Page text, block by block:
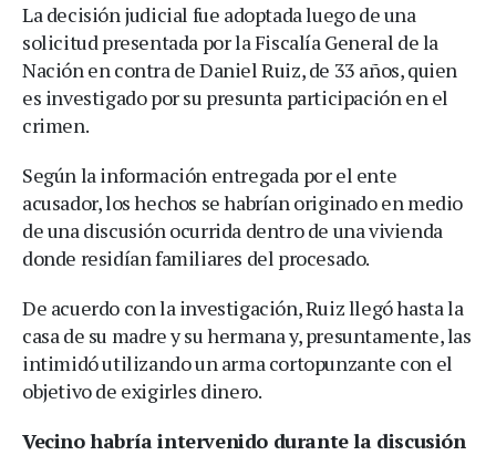
La decisión judicial fue adoptada luego de una
solicitud presentada por la Fiscalía General de la
Nación en contra de Daniel Ruiz, de 33 años, quien
es investigado por su presunta participación en el
crimen.
Según la información entregada por el ente
acusador, los hechos se habrían originado en medio
de una discusión ocurrida dentro de una vivienda
donde residían familiares del procesado.
De acuerdo con la investigación, Ruiz llegó hasta la
casa de su madre y su hermana y, presuntamente, las
intimidó utilizando un arma cortopunzante con el
objetivo de exigirles dinero.
Vecino habría intervenido durante la discusión